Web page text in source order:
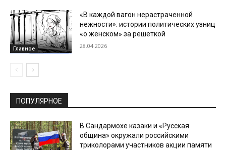
Главное
«В каждой вагон нерастраченной
нежности»: истории политических узниц
«о женском» за решеткой
28.04.2026
ПОПУЛЯРНОЕ
В Сандармохе казаки и «Русская
община» окружали российскими
триколорами участников акции памяти